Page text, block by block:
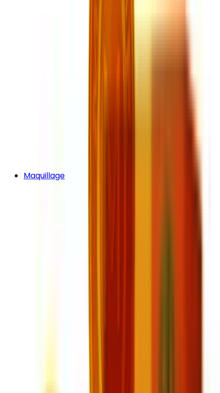
Maquillage